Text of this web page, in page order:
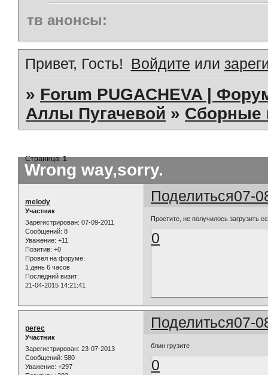
тв анонсы:
Привет, Гость! Войдите или
» Forum PUGACHEVA |
Аллы Пугачевой » Сборные
Wrong way,sorry.
Страница:1
Поделиться07-
melody
Участник
Зарегистрирован: 07-09-2011
Сообщений: 8
Уважение: +11
Позитив: +0
Провел на форуме:
1 день 6 часов
Последний визит:
21-04-2015 14:21:41
Простите, не получилось загрузить
0
Поделиться07-
perec
Участник
Зарегистрирован: 23-07-2013
Сообщений: 580
Уважение: +297
блин грузите
0